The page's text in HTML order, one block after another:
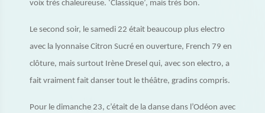
voix très chaleureuse. ‘Classique’, mais très bon.
Le second soir, le samedi 22 était beaucoup plus electro
avec la lyonnaise Citron Sucré en ouverture, French 79 en
clôture, mais surtout Irène Dresel qui, avec son electro, a
fait vraiment fait danser tout le théâtre, gradins compris.
Pour le dimanche 23, c’était de la danse dans l’Odéon avec